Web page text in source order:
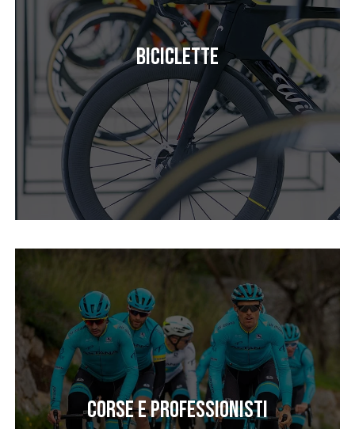
Biciclette
Corse e professionisti